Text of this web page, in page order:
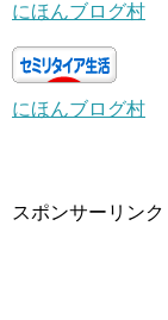
にほんブログ村
にほんブログ村
スポンサーリンク